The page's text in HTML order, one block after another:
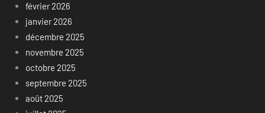
février 2026
janvier 2026
décembre 2025
novembre 2025
octobre 2025
septembre 2025
août 2025